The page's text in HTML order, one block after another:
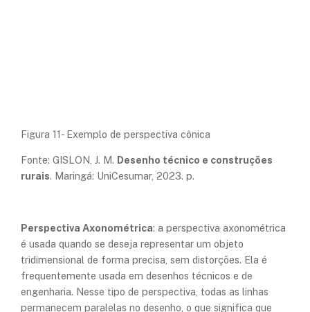
Figura 11- Exemplo de perspectiva cônica
Fonte: GISLON, J. M. Desenho técnico e construções
rurais. Maringá: UniCesumar, 2023. p.
Perspectiva Axonométrica: a perspectiva axonométrica
é usada quando se deseja representar um objeto
tridimensional de forma precisa, sem distorções. Ela é
frequentemente usada em desenhos técnicos e de
engenharia. Nesse tipo de perspectiva, todas as linhas
permanecem paralelas no desenho, o que significa que